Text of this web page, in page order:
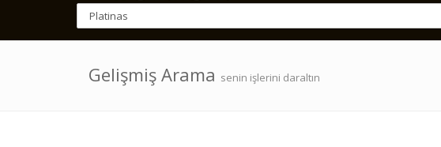
Gelişmiş Arama senin işlerini daraltın